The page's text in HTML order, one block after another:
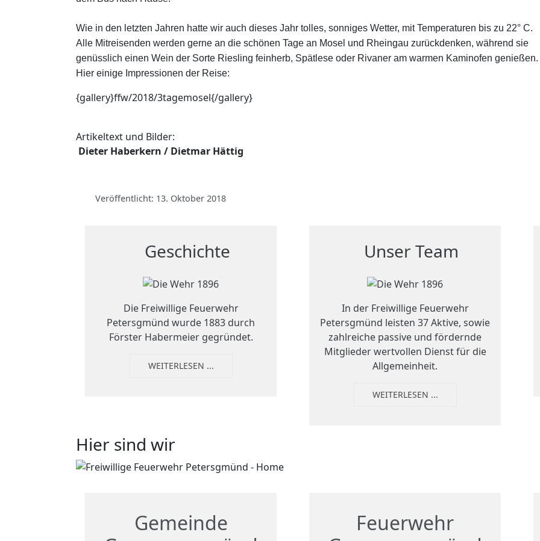
Wie in den letzten Jahren hatte wir auch dieses Jahr tolles, sonniges Wetter, mit Temperaturen bis zu 22° C.
Alle Mitreisenden werden gerne an die schönen Tage an Mosel und Rheingau zurückdenken, während sie
genüsslich einen Wein der Sorte Riesling feinherb, Spätlese oder Rivaner am warmen Kaminofen genießen.
H ier einige Impressionen der Reise:
{gallery}ffw/2018/3tagemosel{/gallery}
Artikeltext und Bilder:
Dieter Haberkern / Dietmar Hättig
Veröffentlicht: 13. Oktober 2018
Geschichte
Die Freiwillige Feuerwehr
Petersgmünd wurde 1883 durch
Förster Habermeier gegründet.
WEITERLESEN ...
Unser Team
In der Freiwillige Feuerwehr
Petersgmünd leisten 37 Aktive, sowie
zahlreiche passive und fördernde
Mitglieder wertvollen Dienst für die
Allgemeinheit.
WEITERLESEN ...
Hier sind wir
Gemeinde
Feuerwehr